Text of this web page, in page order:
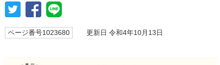
ページ番号1023680 更新日 令和4年10月13日